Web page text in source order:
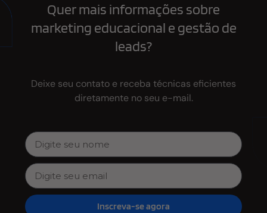
Quer mais informações sobre
marketing educacional e gestão de
leads?
Deixe seu contato e receba técnicas eficientes
diretamente no seu e-mail.
Inscreva-se agora